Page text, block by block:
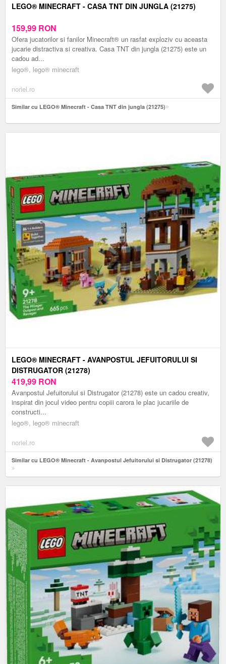
LEGO® MINECRAFT - CASA TNT DIN JUNGLA (21275)
159,99 RON
Ofera jucatorilor si fanilor Minecraft® un rasfat exploziv cu aceasta
jucarie distractiva si creativa. Casa TNT din jungla (21275) este un
cadou ad...
lego®, lego® minecraft
noriel.ro
Similar cu LEGO® Minecraft - Casa TNT din jungla (21275)
LEGO® MINECRAFT - AVANPOSTUL JEFUITORULUI SI
DISTRUGATOR (21278)
419,99 RON
Avanpostul Jefuitorului si Distrugator (21278) este un cadou creativ,
inspirat din jocul video pentru copiii carora le plac jucariile de
constructi...
lego®, lego® minecraft
noriel.ro
Similar cu LEGO® Minecraft - Avanpostul Jefuitorului si Distrugator (21278)